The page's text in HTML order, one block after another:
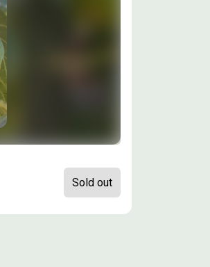
Sold out